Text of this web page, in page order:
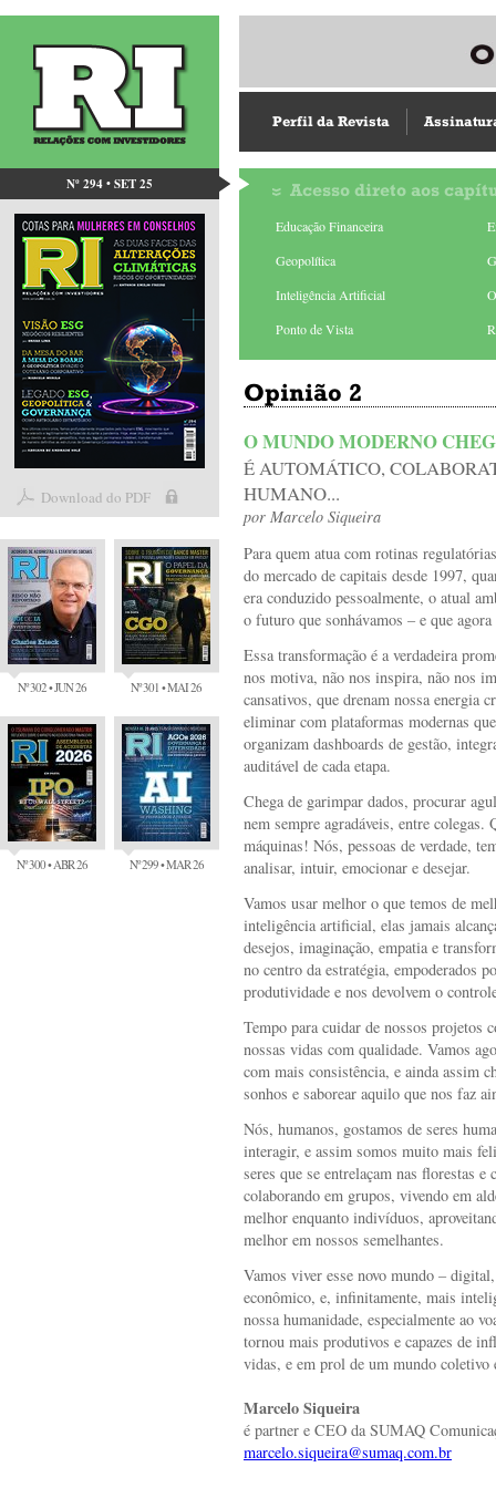
Nº 294 • SET 25
Download do PDF
Nº 302 • JUN 26 Nº 301 • MAI 26
Nº 300 • ABR 26 Nº 299 • MAR 26
Perfil da Revista
Acesso direto aos
Educação Financeira
Geopolítica
Inteligência Artificial
Ponto de Vista
Opinião 2
O MUNDO MODERNO
É AUTOMÁTICO,
HUMANO...
por Marcelo Siqueira
Para quem atua com rotinas
do mercado de capitais desde 1997,
era conduzido pessoalmente, o atual
o futuro que sonhávamos – e que
Essa transformação é a verdadeira
nos motiva, não nos inspira, não nos
cansativos, que drenam nossa energia
eliminar com plataformas modernas
organizam dashboards de gestão,
auditável de cada etapa.
Chega de garimpar dados, procurar
nem sempre agradáveis, entre colegas.
máquinas! Nós, pessoas de verdade,
analisar, intuir, emocionar e desejar.
Vamos usar melhor o que temos de
inteligência artificial, elas jamais
desejos, imaginação, empatia e
no centro da estratégia, empoderados
produtividade e nos devolvem o
Tempo para cuidar de nossos projetos
nossas vidas com qualidade. Vamos
com mais consistência, e ainda assim
sonhos e saborear aquilo que nos faz
Nós, humanos, gostamos de seres
interagir, e assim somos muito mais
seres que se entrelaçam nas florestas
colaborando em grupos, vivendo em
melhor enquanto indivíduos,
melhor em nossos semelhantes.
Vamos viver esse novo mundo –
econômico, e, infinitamente, mais
nossa humanidade, especialmente ao
tornou mais produtivos e capazes de
vidas, e em prol de um mundo coletivo
Marcelo Siqueira
é partner e CEO da SUMAQ
marcelo.siqueira@sumaq.com.br